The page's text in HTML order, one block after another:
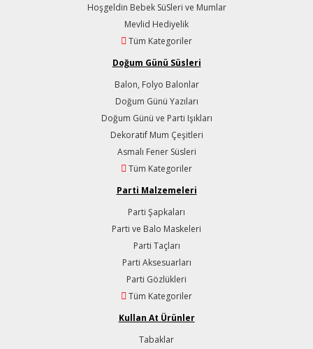
Hoşgeldin Bebek SüSleri ve Mumlar
Mevlid Hediyelik
Tüm Kategoriler
Doğum Günü Süsleri
Balon, Folyo Balonlar
Doğum Günü Yazıları
Doğum Günü ve Parti Işıkları
Dekoratif Mum Çeşitleri
Asmalı Fener Süsleri
Tüm Kategoriler
Parti Malzemeleri
Parti Şapkaları
Parti ve Balo Maskeleri
Parti Taçları
Parti Aksesuarları
Parti Gözlükleri
Tüm Kategoriler
Kullan At Ürünler
Tabaklar